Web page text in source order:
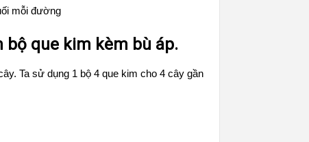
mỗi đường
bộ que kim kèm bù áp.
Ta sử dụng 1 bộ 4 que kim cho 4 cây gần